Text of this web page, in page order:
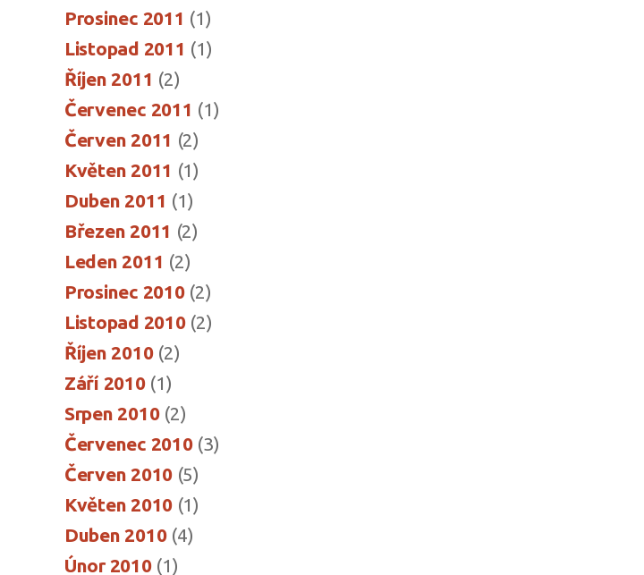
Prosinec 2011 (1)
Listopad 2011 (1)
Říjen 2011 (2)
Červenec 2011 (1)
Červen 2011 (2)
Květen 2011 (1)
Duben 2011 (1)
Březen 2011 (2)
Leden 2011 (2)
Prosinec 2010(2)
Listopad 2010(2)
Říjen 2010(2)
Září 2010(1)
Srpen 2010(2)
Červenec 2010(3)
Červen 2010 (5)
Květen 2010 (1)
Duben 2010(4)
Únor 2010(1)